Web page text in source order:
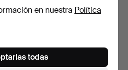
ennuestro archivo de
en nuestra Política
todas